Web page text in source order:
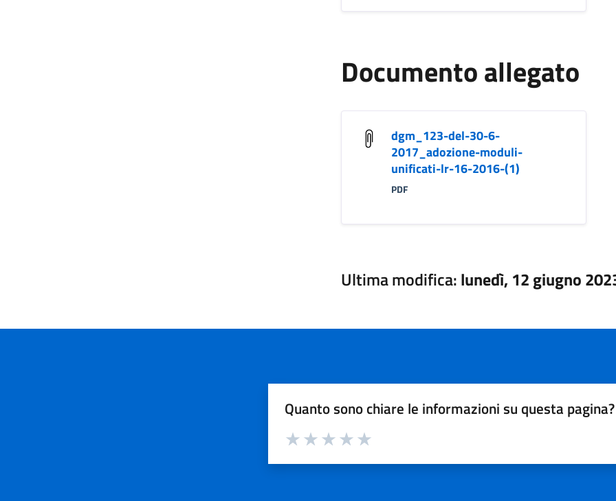
Documento allegato
dgm_123-del-30-6-
2017_adozione-moduli-
unificati-lr-16-2016-(1)
PDF
Ultima modifica:lunedì, 12 giugno
Quanto sono chiare le informazioni su questa pagina?